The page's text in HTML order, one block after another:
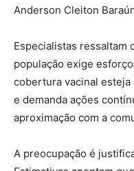
Anderson Cleiton
Especialistas ressaltam
população exige
cobertura vacinal esteja
e demanda ações
aproximação com a
A preocupação é